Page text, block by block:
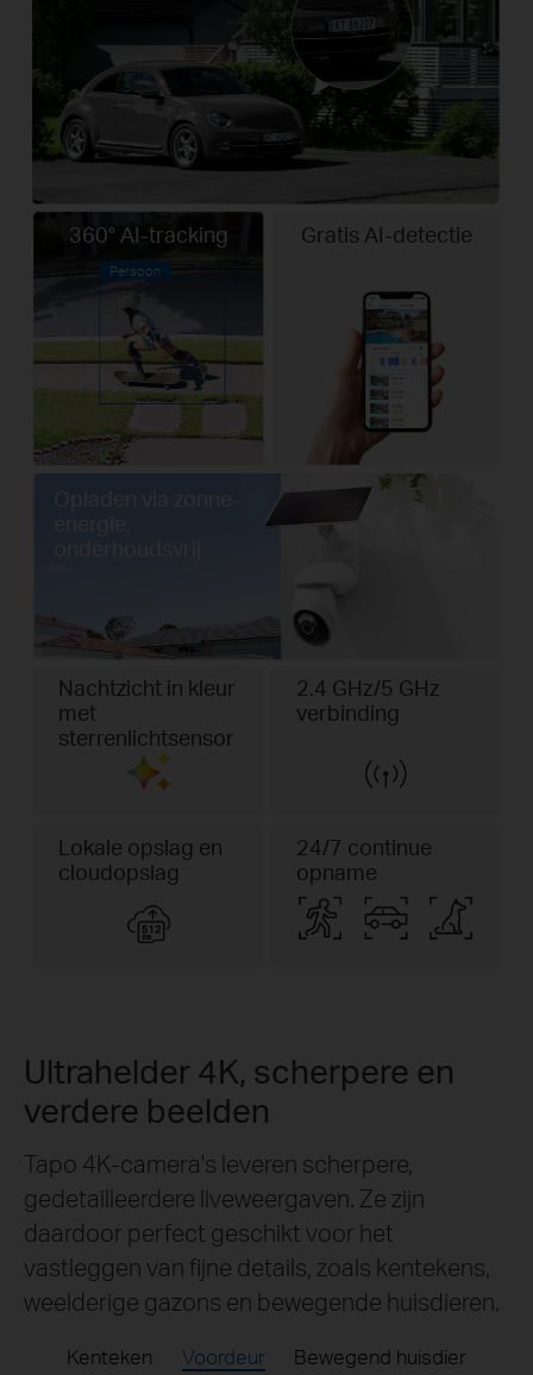
360° AI-tracking
Persoon
Gratis AI-detectie
Nachtzicht in kleur
met
sterrenlichtsensor
2.4 GHz/5 GHz
verbinding
Lokale opslag en
cloudopslag
24/7 continue
opname
Ultrahelder 4K, scherpere en
verdere beelden
Tapo 4K-camera's leveren scherpere,
gedetailleerdere liveweergaven. Ze zijn
daardoor perfect geschikt voor het
vastleggen van fijne details, zoals kentekens,
weelderige gazons en bewegende huisdieren.
Kenteken Voordeur Bewegend huisdier